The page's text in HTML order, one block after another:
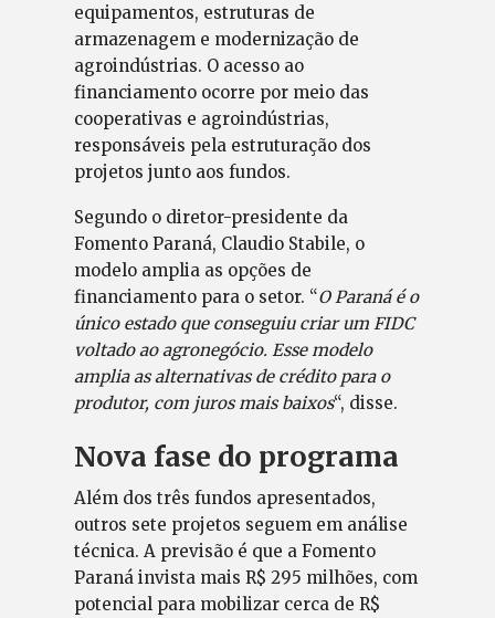
equipamentos, estruturas de
armazenagem e modernização de
agroindústrias. O acesso ao
financiamento ocorre por meio das
cooperativas e agroindústrias,
responsáveis pela estruturação dos
projetos junto aos fundos.
Segundo o diretor-presidente da
Fomento Paraná, Claudio Stabile, o
modelo amplia as opções de
financiamento para o setor. “O Paraná é o
único estado que conseguiu criar um FIDC
voltado ao agronegócio. Esse modelo
amplia as alternativas de crédito para o
produtor, com juros mais baixos“, disse.
Nova fase do programa
Além dos três fundos apresentados,
outros sete projetos seguem em análise
técnica. A previsão é que a Fomento
Paraná invista mais R$ 295 milhões, com
potencial para mobilizar cerca de R$